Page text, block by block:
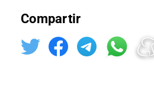
Compartir